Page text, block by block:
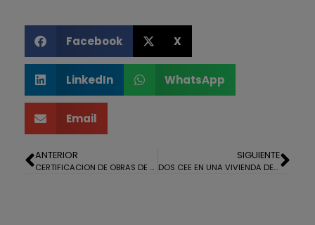
Facebook X
LinkedIn WhatsApp
Email
ANTERIOR
CERTIFICACION DE OBRAS DE UNA VIVIENDA EN AYAMONTE
SIGUIENTE
DOS CEE EN UNA VIVIENDA DE ALMONTE